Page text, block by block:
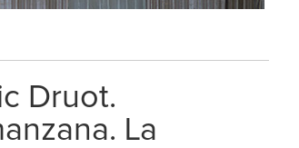
Druot.
La